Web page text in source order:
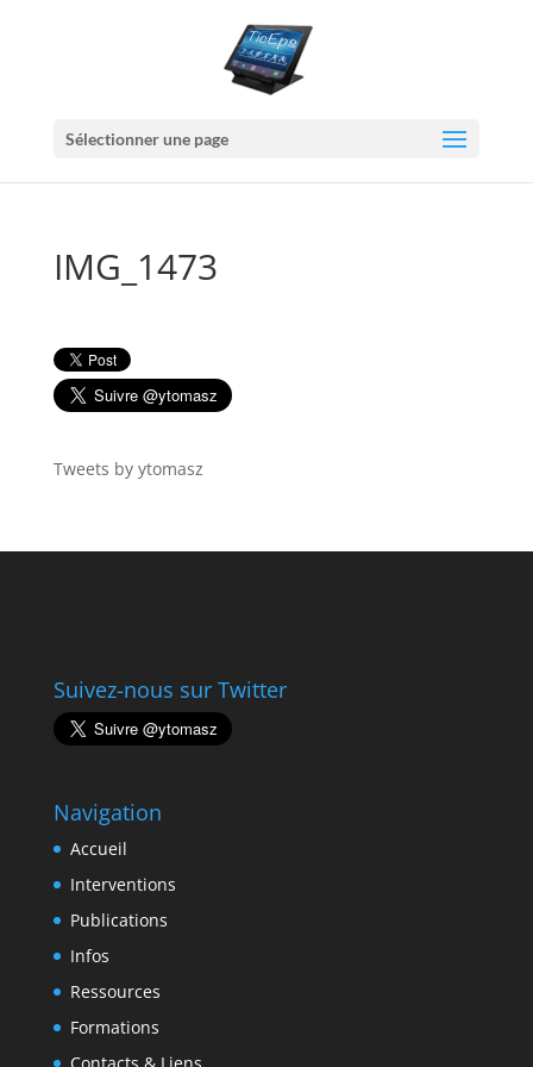
Sélectionner une page
IMG_1473
Tweets by ytomasz
Suivez-nous sur Twitter
Navigation
Accueil
Interventions
Publications
Infos
Ressources
Formations